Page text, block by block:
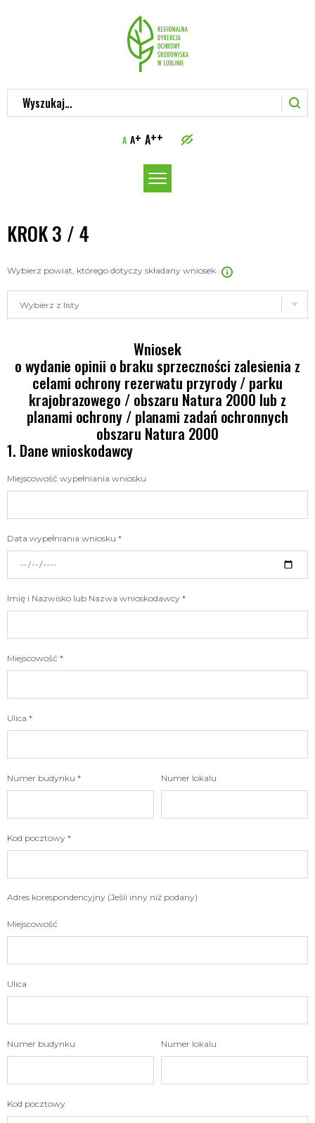
Wyszukaj...
A A+ A++
Włącz
KROK 3 / 4
Wybierz powiat, którego dotyczy składany wniosek
Wybierz z listy
Wniosek
o wydanie opinii o braku sprzeczności zalesienia z
celami ochrony rezerwatu przyrody / parku
krajobrazowego / obszaru Natura 2000 lub z
planami ochrony / planami zadań ochronnych
obszaru Natura 2000
Dane wnioskodawcy
Miejscowość wypełniania wniosku
Data wypełniania wniosku *
Imię i Nazwisko lub Nazwa wnioskodawcy *
Miejscowość *
Ulica *
Numer budynku * Numer lokalu
Kod pocztowy *
Adres korespondencyjny (Jeśli inny niż podany)
Miejscowość
Ulica
Numer budynku Numer lokalu
Kod pocztowy